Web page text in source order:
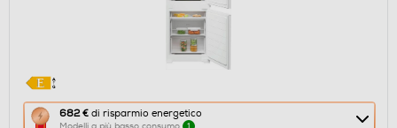
682 € di risparmio energetico
Questa